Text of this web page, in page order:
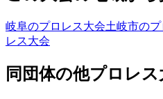
岐阜のプロレス大会土岐市の
レス大会
同団体の他プロレス